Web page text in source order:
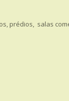
prédios, salas